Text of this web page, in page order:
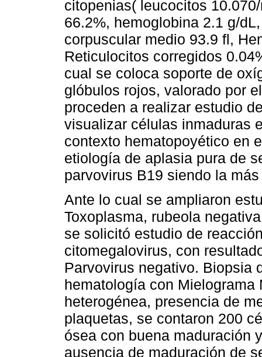
citopenias( leucocitos
66.2%, hemoglobina 2.1 g/
corpuscular medio 93.9 fl,
Reticulocitos corregidos
cual se coloca soporte de
glóbulos rojos, valorado por
proceden a realizar estudio
visualizar células inmaduras
contexto hematopoyético en
etiología de aplasia pura de
parvovirus B19 siendo la
Ante lo cual se ampliaron
Toxoplasma, rubeola
se solicitó estudio de
citomegalovirus, con
Parvovirus negativo. Biopsia
hematología con Mielograma
heterogénea, presencia de
plaquetas, se contaron 200
ósea con buena maduración
ausencia de maduración de